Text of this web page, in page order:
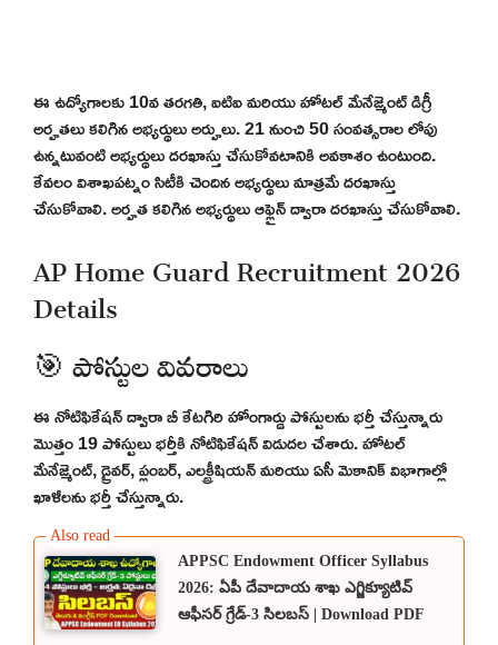
ఈ ఉద్యోగాలకు 10వ తరగతి, ఐటిఐ మరియు హోటల్ మేనేజ్మెంట్ డిగ్రీ
అర్హతలు కలిగిన అభ్యర్థులు అర్హులు. 21 నుంచి 50 సంవత్సరాల లోపు
ఉన్నటువంటి అభ్యర్థులు దరఖాస్తు చేసుకోవటానికి అవకాశం ఉంటుంది.
కేవలం విశాఖపట్నం సిటీకి చెందిన అభ్యర్థులు మాత్రమే దరఖాస్తు
చేసుకోవాలి. అర్హత కలిగిన అభ్యర్థులు ఆఫ్లైన్ ద్వారా దరఖాస్తు చేసుకోవాలి.
AP Home Guard Recruitment 2026
Details
🎯 పోస్టుల వివరాలు
ఈ నోటిఫికేషన్ ద్వారా బీ కేటగిరి హోంగార్డు పోస్టులను భర్తీ చేస్తున్నారు
మొత్తం 19 పోస్టులు భర్తీకి నోటిఫికేషన్ విడుదల చేశారు. హోటల్
మేనేజ్మెంట్, డ్రైవర్, ప్లంబర్, ఎలక్ట్రీషియన్ మరియు ఏసీ మెకానిక్ విభాగాల్లో
ఖాళీలను భర్తీ చేస్తున్నారు.
APPSC Endowment Officer Syllabus
2026: ఏపీ దేవాదాయ శాఖ ఎగ్జిక్యూటివ్
ఆఫీసర్ గ్రేడ్-3 సిలబస్ | Download PDF